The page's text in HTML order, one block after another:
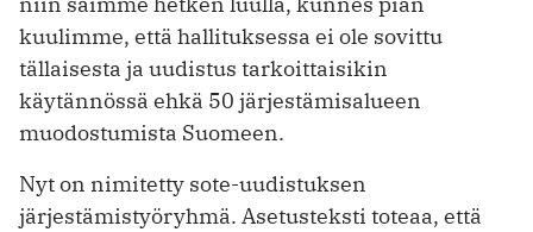
kuulimme, että hallituksessa ei ole sovittu
tällaisesta ja uudistus tarkoittaisikin
käytännössä ehkä 50 järjestämis­alueen
muodostumista Suomeen.
Nyt on nimitetty sote-uudistuksen
järjestämistyöryhmä. Asetusteksti toteaa, että